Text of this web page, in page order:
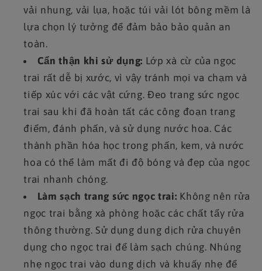
vải nhung, vải lụa, hoặc túi vải lót bông mềm là
lựa chọn lý tưởng để đảm bảo bảo quản an
toàn.
Cẩn thận khi sử dụng: Lớp xà cừ của ngọc
trai rất dễ bị xước, vì vậy tránh mọi va chạm và
tiếp xúc với các vật cứng. Đeo trang sức ngọc
trai sau khi đã hoàn tất các công đoạn trang
điểm, đánh phấn, và sử dụng nước hoa. Các
thành phần hóa học trong phấn, kem, và nước
hoa có thể làm mất đi độ bóng và đẹp của ngọc
trai nhanh chóng.
Làm sạch trang sức ngọc trai: Không nên rửa
ngọc trai bằng xà phòng hoặc các chất tẩy rửa
thông thường. Sử dụng dung dịch rửa chuyên
dụng cho ngọc trai để làm sạch chúng. Nhúng
nhẹ ngọc trai vào dung dịch và khuấy nhẹ để